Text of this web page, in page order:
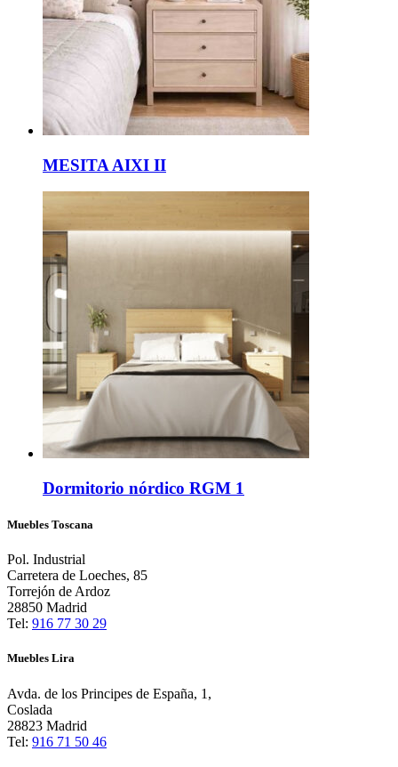
MESITA AIXI II
Dormitorio nórdico RGM 1
Muebles Toscana
Pol. Industrial
Carretera de Loeches, 85
Torrejón de Ardoz
28850 Madrid
Tel: 916 77 30 29
Muebles Lira
Avda. de los Principes de España, 1,
Coslada
28823 Madrid
Tel: 916 71 50 46